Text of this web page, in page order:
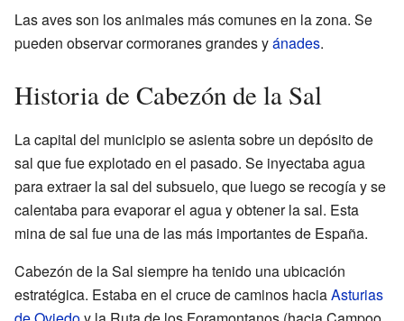
Las aves son los animales más comunes en la zona. Se
pueden observar cormoranes grandes yánades.
Historia de Cabezón de la Sal
La capital del municipio se asienta sobre un depósito de
sal que fue explotado en el pasado. Se inyectaba agua
para extraer la sal del subsuelo, que luego se recogía y se
calentaba para evaporar el agua y obtener la sal. Esta
mina de sal fue una de las más importantes de España.
Cabezón de la Sal siempre ha tenido una ubicación
estratégica. Estaba en el cruce de caminos haciaAsturias